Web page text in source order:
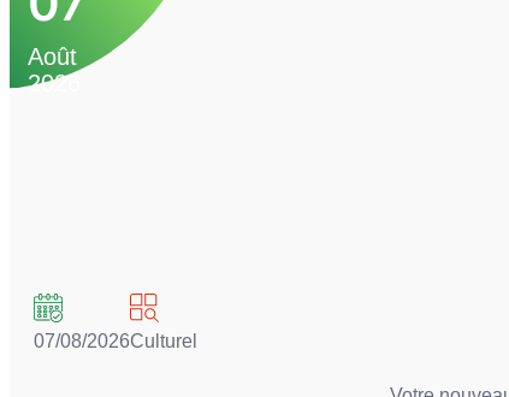
Août
2026
07/08/2026Culturel